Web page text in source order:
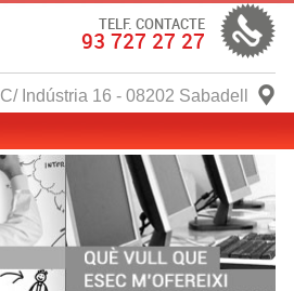
TELF. CONTACTE
93 727 27 27
C/ Indústria 16 - 08202 Sabadell